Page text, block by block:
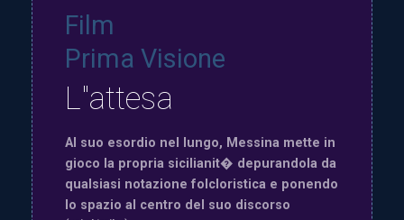
Film
Prima Visione
L"attesa
Al suo esordio nel lungo, Messina mette in
gioco la propria sicilianit� depurandola da
qualsiasi notazione folcloristica e ponendo
lo spazio al centro del suo discorso